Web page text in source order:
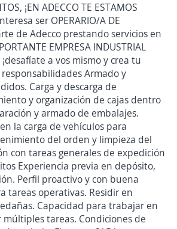
¡EN ADECCO TE ESTAMOS
ser OPERARIO/A DE
de Adecco prestando servicios en
EMPRESA INDUSTRIAL
¡desafíate a vos mismo y crea tu
Armado y
Carga y descarga de
y organización de cajas dentro
y armado de embalajes.
la carga de vehículos para
del orden y limpieza del
con tareas generales de expedición
Experiencia previa en depósito,
Perfil proactivo y con buena
tareas operativas. Residir en
Capacidad para trabajar en
tareas. Condiciones de